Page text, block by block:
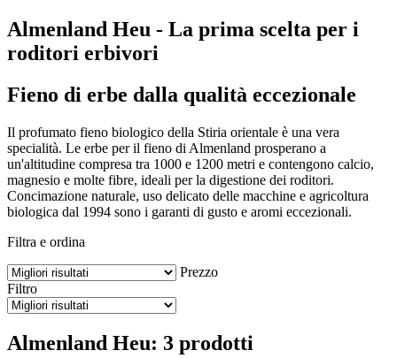
Almenland Heu - La prima scelta per i
roditori erbivori
Fieno di erbe dalla qualità eccezionale
Il profumato fieno biologico della Stiria orientale è una vera
specialità. Le erbe per il fieno di Almenland prosperano a
un'altitudine compresa tra 1000 e 1200 metri e contengono calcio,
magnesio e molte fibre, ideali per la digestione dei roditori.
Concimazione naturale, uso delicato delle macchine e agricoltura
biologica dal 1994 sono i garanti di gusto e aromi eccezionali.
Filtra e ordina
Prezzo
Filtro
Almenland Heu: 3 prodotti